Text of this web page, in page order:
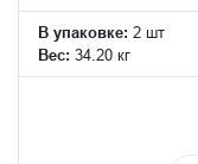
В упаковке: 2 шт
Вес: 34.20 кг